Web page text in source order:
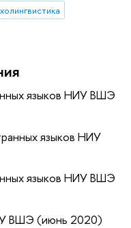
языков НИУ ВШЭ
языков НИУ
языков НИУ ВШЭ
ВШЭ (июнь 2020)